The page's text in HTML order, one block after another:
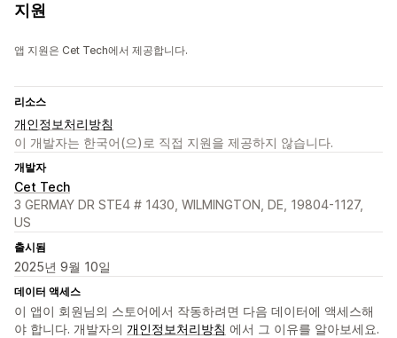
지원
앱 지원은 Cet Tech에서 제공합니다.
리소스
개인정보처리방침
이 개발자는 한국어(으)로 직접 지원을 제공하지 않습니다.
개발자
Cet Tech
3 GERMAY DR STE4 # 1430, WILMINGTON, DE, 19804-1127,
US
출시됨
2025년 9월 10일
데이터 액세스
이 앱이 회원님의 스토어에서 작동하려면 다음 데이터에 액세스해
야 합니다. 개발자의 개인정보처리방침 에서 그 이유를 알아보세요.